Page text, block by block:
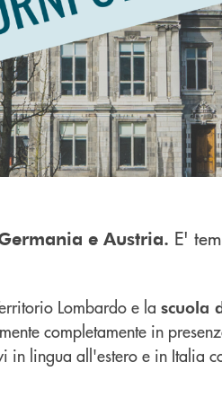
e Austria. E'
Lombardo e la scuola
completamente in
in lingua all'estero e in Italia